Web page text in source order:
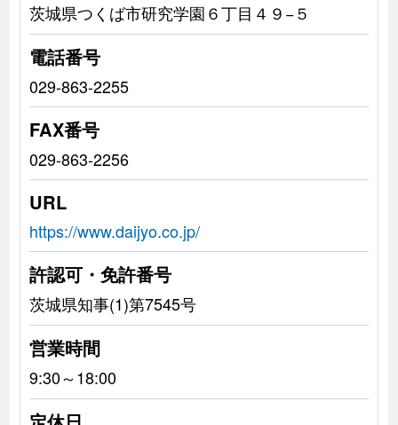
茨城県つくば市研究学園６丁目４９−５
電話番号
029-863-2255
FAX番号
029-863-2256
URL
https://www.daijyo.co.jp/
許認可・免許番号
茨城県知事(1)第7545号
営業時間
9:30～18:00